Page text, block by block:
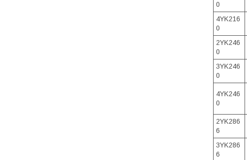
0
4YK216
0
2YK246
0
3YK246
0
4YK246
0
2YK286
6
3YK286
6